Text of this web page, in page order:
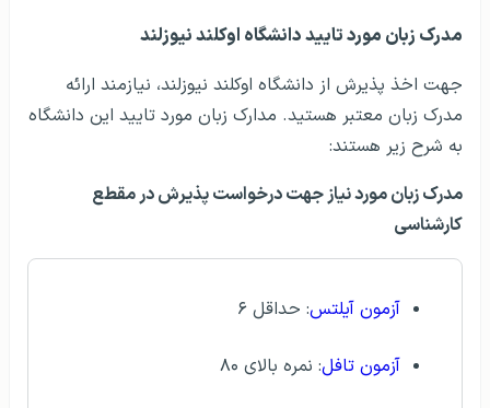
مدرک زبان مورد تاييد دانشگاه اوکلند نیوزلند
جهت اخذ پذيرش از دانشگاه اوکلند نیوزلند، نيازمند ارائه
مدرک زبان معتبر هستيد. مدارک زبان مورد تاييد این دانشگاه
به شرح زير هستند:
مدرک زبان مورد نیاز جهت درخواست پذیرش در مقطع
کارشناسی
آزمون آيلتس: حداقل ۶
آزمون تافل: نمره بالای ۸۰